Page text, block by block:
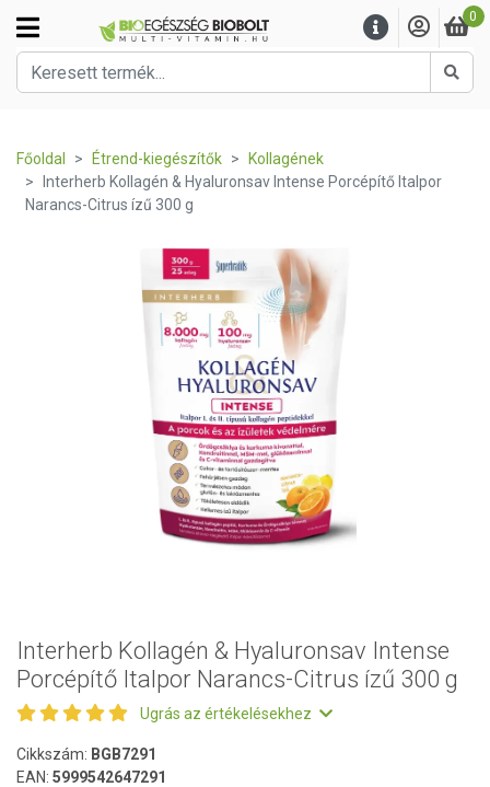
0
Főoldal Étrend-kiegészítők
Kollagének
Interherb Kollagén & Hyaluronsav Intense Porcépítő Italpor
Narancs-Citrus ízű 300 g
Interherb Kollagén & Hyaluronsav Intense
Porcépítő Italpor Narancs-Citrus ízű 300 g
Ugrás az értékelésekhez
Cikkszám: BGB7291
EAN: 5999542647291